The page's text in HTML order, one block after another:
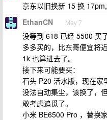
京东以旧换新 15 换
EthanCN May 7
没等到 618 已经 5500 买
多多买的，比东哥便宜将
1k 也算进去了。
接下来可能要买：
石头 P20 活水版，现在家
没法自动集尘，该换了，
敢考虑追觅了。
小米 BE6500 Pro ，替换